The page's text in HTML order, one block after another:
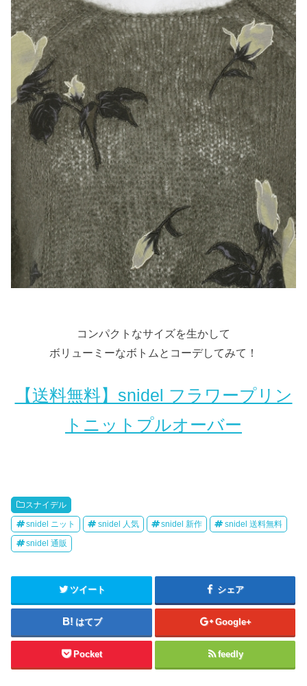
コンパクトなサイズを生かして
ボリューミーなボトムとコーデしてみて！
【送料無料】snidel フラワープリン
トニットプルオーバー
スナイデル
snidel ニット snidel 人気 snidel 新作 snidel 送料無料
snidel 通販
ツイート シェア
はてブ Google+
Pocket feedly